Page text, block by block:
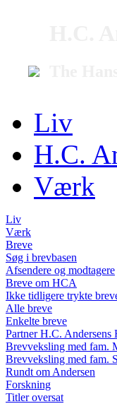
Liv
H.C.
Værk
Liv
Værk
Breve
Søg i brevbasen
Afsendere og modtagere
Breve om HCA
Ikke tidligere trykte
Alle breve
Enkelte breve
Partner H.C. Andersens
Brevveksling med fam.
Brevveksling med fam.
Rundt om Andersen
Forskning
Titler oversat